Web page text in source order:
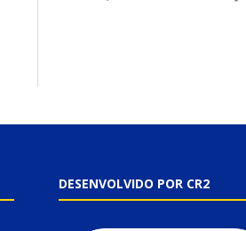
DESENVOLVIDO POR CR2